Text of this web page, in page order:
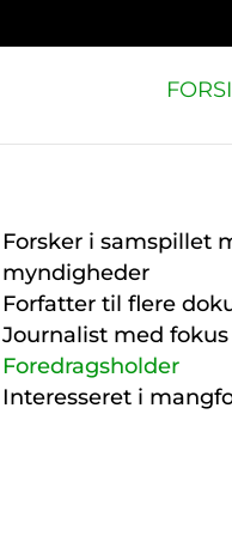
Forsker i samspillet
myndigheder
Forfatter til flere
Journalist med
Foredragsholder
Interesseret i